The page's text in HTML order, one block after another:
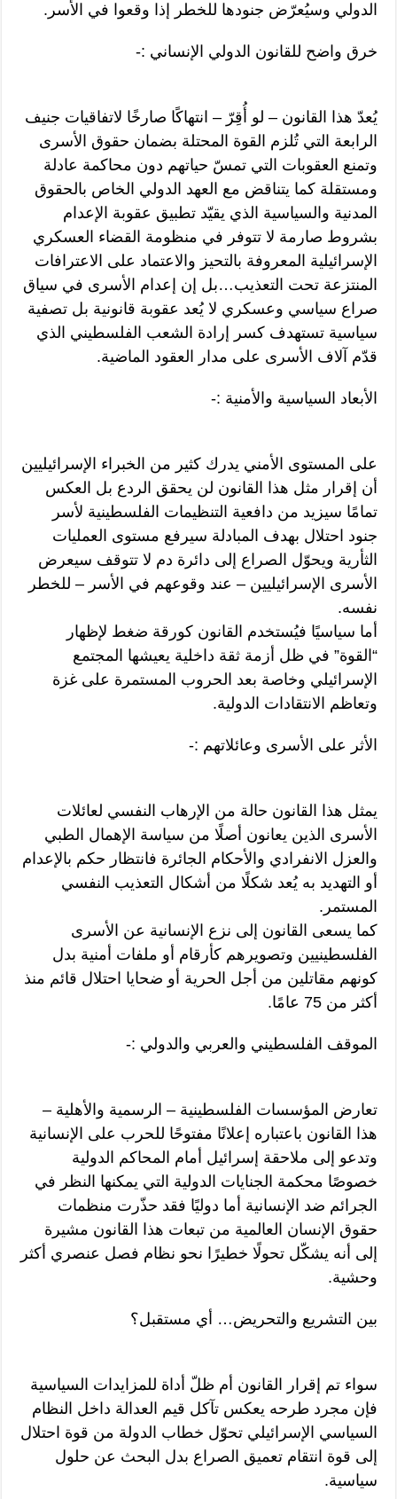
الدولي وسيُعرّض جنودها للخطر إذا وقعوا في الأسر.
خرق واضح للقانون الدولي الإنساني :-
يُعدّ هذا القانون – لو أُقِرّ – انتهاكًا صارخًا لاتفاقيات جنيف
الرابعة التي تُلزم القوة المحتلة بضمان حقوق الأسرى
وتمنع العقوبات التي تمسّ حياتهم دون محاكمة عادلة
ومستقلة كما يتناقض مع العهد الدولي الخاص بالحقوق
المدنية والسياسية الذي يقيّد تطبيق عقوبة الإعدام
بشروط صارمة لا تتوفر في منظومة القضاء العسكري
الإسرائيلية المعروفة بالتحيز والاعتماد على الاعترافات
المنتزعة تحت التعذيب…بل إن إعدام الأسرى في سياق
صراع سياسي وعسكري لا يُعد عقوبة قانونية بل تصفية
سياسية تستهدف كسر إرادة الشعب الفلسطيني الذي
قدّم آلاف الأسرى على مدار العقود الماضية.
الأبعاد السياسية والأمنية :-
على المستوى الأمني يدرك كثير من الخبراء الإسرائيليين
أن إقرار مثل هذا القانون لن يحقق الردع بل العكس
تمامًا سيزيد من دافعية التنظيمات الفلسطينية لأسر
جنود احتلال بهدف المبادلة سيرفع مستوى العمليات
الثأرية ويحوّل الصراع إلى دائرة دم لا تتوقف سيعرض
الأسرى الإسرائيليين – عند وقوعهم في الأسر – للخطر
نفسه.
أما سياسيًا فيُستخدم القانون كورقة ضغط لإظهار
“القوة” في ظل أزمة ثقة داخلية يعيشها المجتمع
الإسرائيلي وخاصة بعد الحروب المستمرة على غزة
وتعاظم الانتقادات الدولية.
الأثر على الأسرى وعائلاتهم :-
يمثل هذا القانون حالة من الإرهاب النفسي لعائلات
الأسرى الذين يعانون أصلًا من سياسة الإهمال الطبي
والعزل الانفرادي والأحكام الجائرة فانتظار حكم بالإعدام
أو التهديد به يُعد شكلًا من أشكال التعذيب النفسي
المستمر.
كما يسعى القانون إلى نزع الإنسانية عن الأسرى
الفلسطينيين وتصويرهم كأرقام أو ملفات أمنية بدل
كونهم مقاتلين من أجل الحرية أو ضحايا احتلال قائم منذ
أكثر من 75 عامًا.
الموقف الفلسطيني والعربي والدولي :-
تعارض المؤسسات الفلسطينية – الرسمية والأهلية –
هذا القانون باعتباره إعلانًا مفتوحًا للحرب على الإنسانية
وتدعو إلى ملاحقة إسرائيل أمام المحاكم الدولية
خصوصًا محكمة الجنايات الدولية التي يمكنها النظر في
الجرائم ضد الإنسانية أما دوليًا فقد حذّرت منظمات
حقوق الإنسان العالمية من تبعات هذا القانون مشيرة
إلى أنه يشكّل تحولًا خطيرًا نحو نظام فصل عنصري أكثر
وحشية.
بين التشريع والتحريض… أي مستقبل؟
سواء تم إقرار القانون أم ظلّ أداة للمزايدات السياسية
فإن مجرد طرحه يعكس تآكل قيم العدالة داخل النظام
السياسي الإسرائيلي تحوّل خطاب الدولة من قوة احتلال
إلى قوة انتقام تعميق الصراع بدل البحث عن حلول
سياسية.